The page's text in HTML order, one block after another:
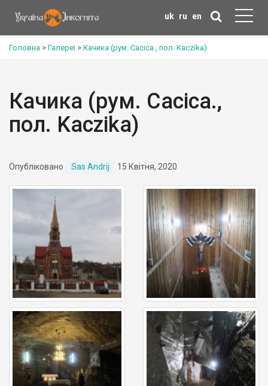
uk ru en
Головна > Галереї> Качика (рум. Cacica., пол. Kaczika)
Качика (рум. Cacica.,
пол. Kaczika)
Опубліковано Sas Andrij 15 Квітня, 2020